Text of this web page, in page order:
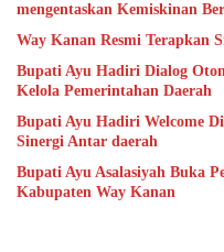
mengentaskan Kemiskinan
Way Kanan Resmi Terapkan
Bupati Ayu Hadiri Dialog
Kelola Pemerintahan Daerah
Bupati Ayu Hadiri Welcome
Sinergi Antar daerah
Bupati Ayu Asalasiyah Buka
Kabupaten Way Kanan